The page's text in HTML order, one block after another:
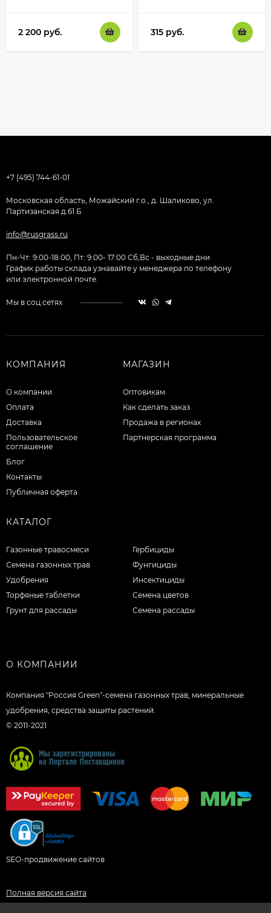
2 200 руб. 315 руб.
+7 (495) 744-61-01
Московская область, Можайский г.о., д. Шаликово, ул.
Партизанская д.61 Б
info@rusgrass.ru
Пн-Чт: 9:00-18:00, Пт: 9:00- 17:00 Сб,Вс - выходные дни
График работы склада узнавайте у менеджера по телефону
или электронной почте.
Мы в соц.сетях
КОМПАНИЯ
О компании
Оплата
Доставка
Пользовательское
соглашение
Блог
Контакты
Публичная оферта
МАГАЗИН
Оптовикам
Как сделать заказ
Продажа в регионах
Партнерская программа
КАТАЛОГ
Газонные травосмеси
Семена газонных трав
Удобрения
Торфяные таблетки
Грунт для рассады
Гербициды
Фунгициды
Инсектициды
Семена цветов
Семена рассады
О КОМПАНИИ
Компания "Россия Green"-семена газонных трав, минеральные
удобрения, средства защиты растений.
© 2011-2021
SEO-продвижение сайтов
Полная версия сайта